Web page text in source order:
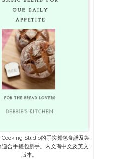
Cooking Studio的手搓麵包食譜及製
適合手搓包新手。內文有中文及英文
版本。